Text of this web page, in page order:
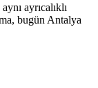
ayrıcalıklı
bugün Antalya